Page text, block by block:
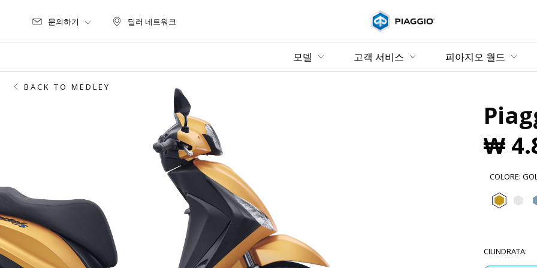
딜러 네트워크
딜러 네트워크
문의하기
모델 고객 서비스 피아지오 월드
BACK TO MEDLEY
₩
COLORE:
Gold
CILINDRATA: